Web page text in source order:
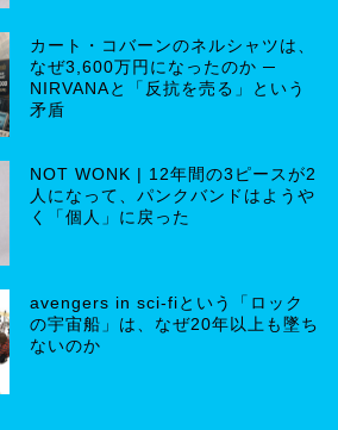
カート・コバーンのネルシャツは、
なぜ3,600万円になったのか ─
NIRVANAと「反抗を売る」という
矛盾
NOT WONK | 12年間の3ピースが2
人になって、パンクバンドはようや
く「個人」に戻った
avengers in sci-fiという「ロック
の宇宙船」は、なぜ20年以上も墜ち
ないのか